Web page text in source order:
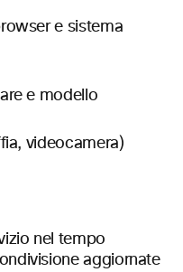
e sistema
e modello
videocamera)
nel tempo
aggiornate